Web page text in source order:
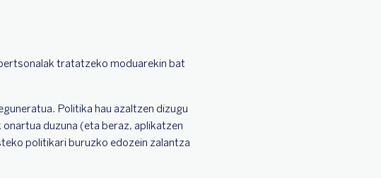
tratatzeko moduarekin bat
Politika hau azaltzen dizugu
duzuna (eta beraz, aplikatzen
politikari buruzko edozein zalantza